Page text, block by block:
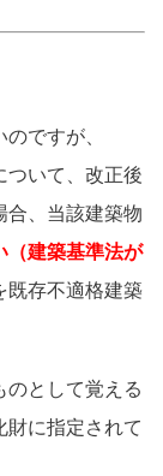
ですが、
ついて、改正後
合、当該建築物
（建築基準法が
既存不適格建築
のとして覚える
財に指定されて